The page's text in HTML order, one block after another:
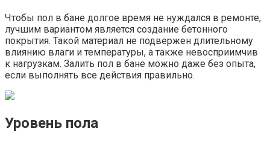
Чтобы пол в бане долгое время не нуждался в ремонте,
лучшим вариантом является создание бетонного
покрытия. Такой материал не подвержен длительному
влиянию влаги и температуры, а также невосприимчив
к нагрузкам. Залить пол в бане можно даже без опыта,
если выполнять все действия правильно.
Уровень пола